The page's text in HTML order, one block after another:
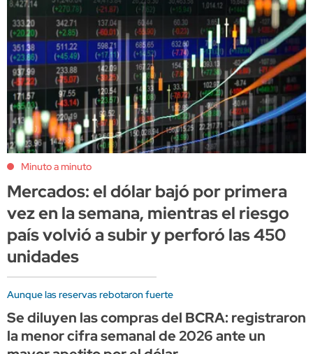
Minuto a minuto
Mercados: el dólar bajó por primera
vez en la semana, mientras el riesgo
país volvió a subir y perforó las 450
unidades
Aunque las reservas rebotaron fuerte
Se diluyen las compras del BCRA: registraron
la menor cifra semanal de 2026 ante un